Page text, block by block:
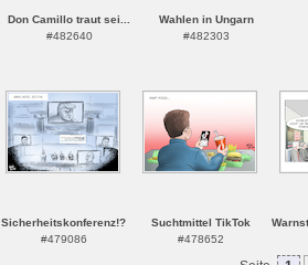
Don Camillo traut sei...
#482640
Wahlen in Ungarn
#482303
Sicherheitskonferenz!?
#479086
Suchtmittel TikTok
#478652